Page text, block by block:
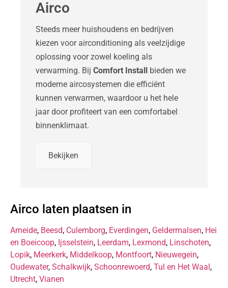
Airco
Steeds meer huishoudens en bedrijven
kiezen voor airconditioning als veelzijdige
oplossing voor zowel koeling als
verwarming. Bij Comfort Install
bieden we
moderne aircosystemen die efficiënt
kunnen verwarmen, waardoor u het hele
jaar door profiteert van een comfortabel
binnenklimaat.
Bekijken
Airco laten plaatsen in
Ameide, Beesd, Culemborg, Everdingen, Geldermalsen, Hei
en Boeicoop, Ijsselstein, Leerdam, Lexmond, Linschoten,
Lopik, Meerkerk, Middelkoop, Montfoort, Nieuwegein,
Oudewater, Schalkwijk, Schoonrewoerd, Tul en Het Waal ,
Utrecht, Vianen